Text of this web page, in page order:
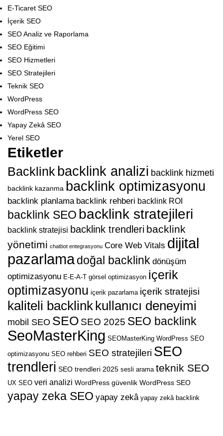
E-Ticaret SEO
İçerik SEO
SEO Analiz ve Raporlama
SEO Eğitimi
SEO Hizmetleri
SEO Stratejileri
Teknik SEO
WordPress
WordPress SEO
Yapay Zekâ SEO
Yerel SEO
Etiketler
Backlink backlink analizi backlink hizmeti
backlink kazanma backlink optimizasyonu
backlink planlama backlink rehberi backlink ROI
backlink SEO backlink stratejileri
backlink stratejisi backlink trendleri backlink
yönetimi chatbot entegrasyonu Core Web Vitals dijital
pazarlamadoğal backlink dönüşüm
optimizasyonu E-E-A-T görsel optimizasyon içerik
optimizasyonu içerik pazarlama içerik stratejisi
kaliteli backlink kullanıcı deneyimi
mobil SEO SEO SEO 2025 SEO backlink
SeoMasterKing SEOMasterKing WordPress SEO
optimizasyonu SEO rehberi SEO stratejileri SEO
trendleri SEO trendleri 2025 sesli arama teknik SEO
UX SEO veri analizi WordPress güvenlik WordPress SEO
yapay zeka SEO yapay zekâ yapay zekâ backlink